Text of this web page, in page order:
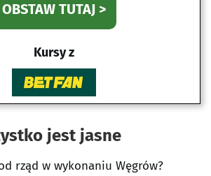
OBSTAW TUTAJ >
Kursy z
jest jasne
rząd w wykonaniu Węgrów?